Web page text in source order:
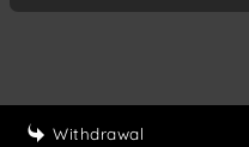
Withdrawal